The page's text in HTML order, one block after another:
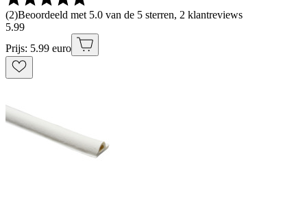
(2)Beoordeeld met 5.0 van de 5 sterren, 2 klantreviews
5.99
Prijs: 5.99 euro